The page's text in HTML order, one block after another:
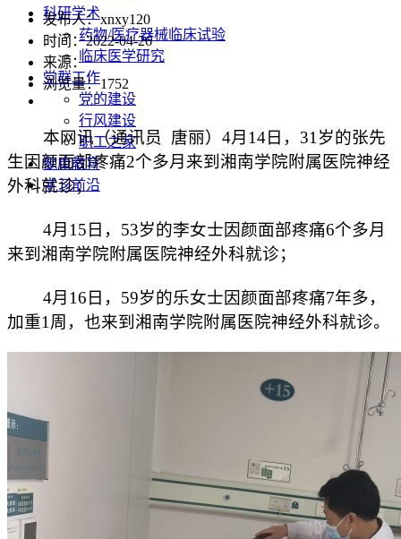
科研学术
药物/医疗器械临床试验
临床医学研究
党群工作
党的建设
行风建设
职工之家
健康教育
学习前沿
发布人：xnxy120
时间：2022-04-26
来源：
浏览量：1752
本网讯（通讯员 唐丽）4月14日，31岁的张先
生因颜面部疼痛2个多月来到湘南学院附属医院神经
外科就诊；
4月15日，53岁的李女士因颜面部疼痛6个多月
来到湘南学院附属医院神经外科就诊；
4月16日，59岁的乐女士因颜面部疼痛7年多，
加重1周，也来到湘南学院附属医院神经外科就诊。